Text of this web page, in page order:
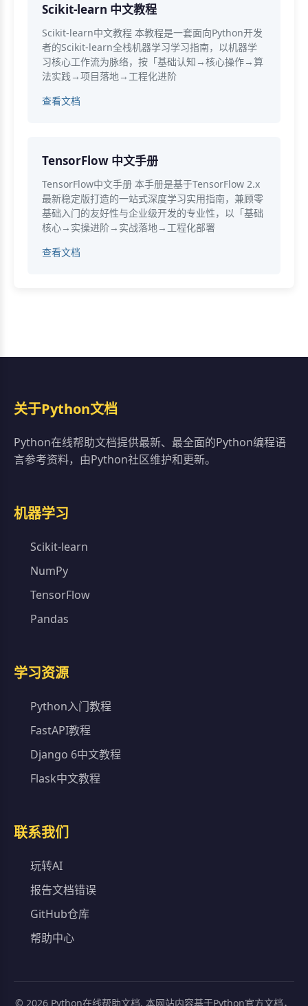
Scikit-learn 中文教程
Scikit-learn中文教程 本教程是一套面向Python开发
者的Scikit-learn全栈机器学习学习指南，以机器学
习核心工作流为脉络，按「基础认知→核心操作→算
法实践→项目落地→工程化进阶
查看文档
TensorFlow 中文手册
TensorFlow中文手册 本手册是基于TensorFlow 2.x
最新稳定版打造的一站式深度学习实用指南，兼顾零
基础入门的友好性与企业级开发的专业性，以「基础
核心→实操进阶→实战落地→工程化部署
查看文档
关于Python文档
Python在线帮助文档提供最新、最全面的Python编程语
言参考资料，由Python社区维护和更新。
机器学习
Scikit-learn
NumPy
TensorFlow
Pandas
学习资源
Python入门教程
FastAPI教程
Django 6中文教程
Flask中文教程
联系我们
玩转AI
报告文档错误
GitHub仓库
帮助中心
© 2026 Python在线帮助文档. 本网站内容基于Python官方文档，